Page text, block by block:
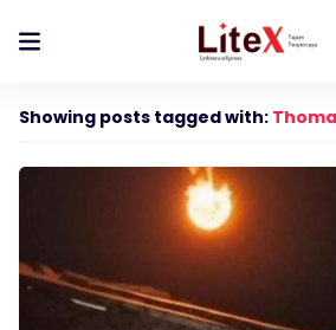
Showing posts tagged with: